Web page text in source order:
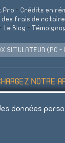
Pro - Crédits en
des frais de notaire
- Le Blog -
SIMULATEUR (PC -
NOTRE
vous engager